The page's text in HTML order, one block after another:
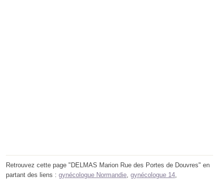
Retrouvez cette page "DELMAS Marion Rue des Portes de Douvres" en
partant des liens : gynécologue Normandie gynécologue 14